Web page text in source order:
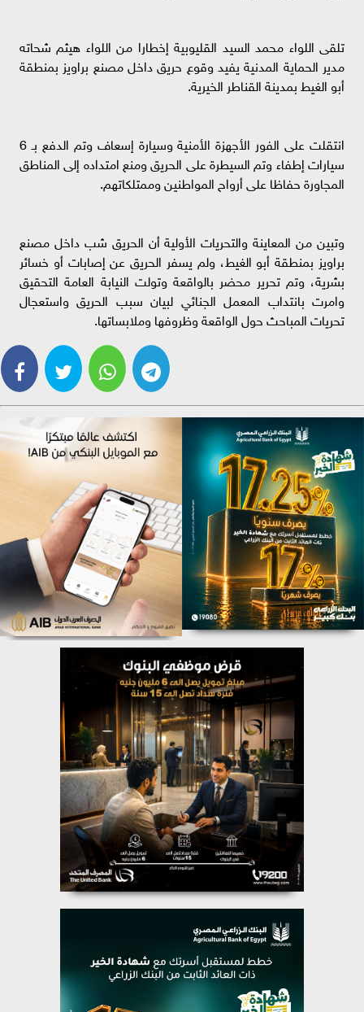
تلقى اللواء محمد السيد القليوبية إخطارا من اللواء هيثم شحاته
مدير الحماية المدنية يفيد وقوع حريق داخل مصنع براويز بمنطقة
أبو الغيط بمدينة القناطر الخيرية.
انتقلت على الفور الأجهزة الأمنية وسيارة إسعاف وتم الدفع بـ 6
سيارات إطفاء وتم السيطرة على الحريق ومنع امتداده إلى المناطق
المجاورة حفاظا على أرواح المواطنين وممتلكاتهم.
وتبين من المعاينة والتحريات الأولية أن الحريق شب داخل مصنع
براويز بمنطقة أبو الغيط، ولم يسفر الحريق عن إصابات أو خسائر
بشرية، وتم تحرير محضر بالواقعة وتولت النيابة العامة التحقيق
وامرت بانتداب المعمل الجنائي لبيان سبب الحريق واستعجال
تحريات المباحث حول الواقعة وظروفها وملابساتها.